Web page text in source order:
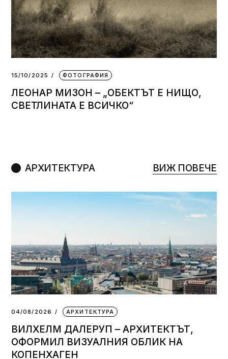
15/10/2025 ФОТОГРАФИЯ
ЛЕОНАР МИЗОН – „ОБЕКТЪТ Е НИЩО,
СВЕТЛИНАТА Е ВСИЧКО“
АРХИТЕКТУРА ВИЖ ПОВЕЧЕ
04/08/2026 АРХИТЕКТУРА
ВИЛХЕЛМ ДАЛЕРУП – АРХИТЕКТЪТ,
ОФОРМИЛ ВИЗУАЛНИЯ ОБЛИК НА
КОПЕНХАГЕН